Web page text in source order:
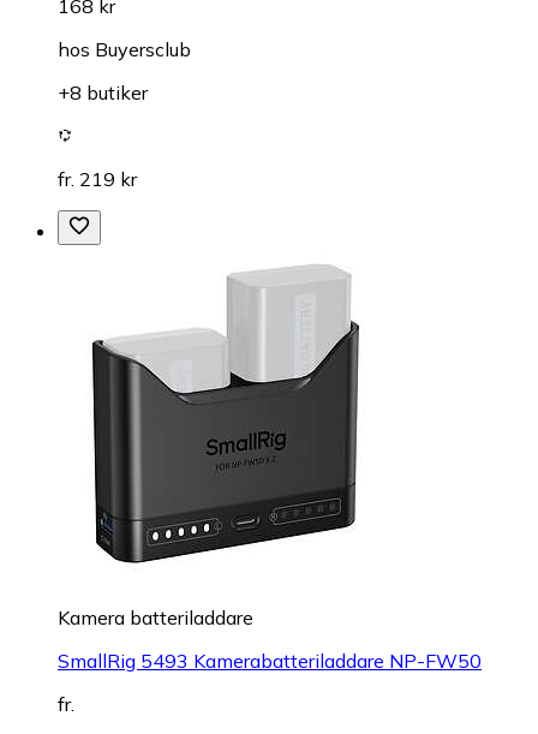
168 kr
hos Buyersclub
+8 butiker
fr. 219 kr
Kamera batteriladdare
SmallRig 5493 Kamerabatteriladdare NP-FW50
fr.